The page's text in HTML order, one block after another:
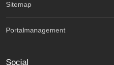
Sitemap
Portalmanagement
Social